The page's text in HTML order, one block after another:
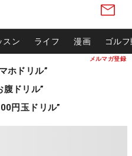
メルマガ登録
スン ライフ 漫画 ゴル
ホドリル”
腹ドリル”
円玉ドリル”